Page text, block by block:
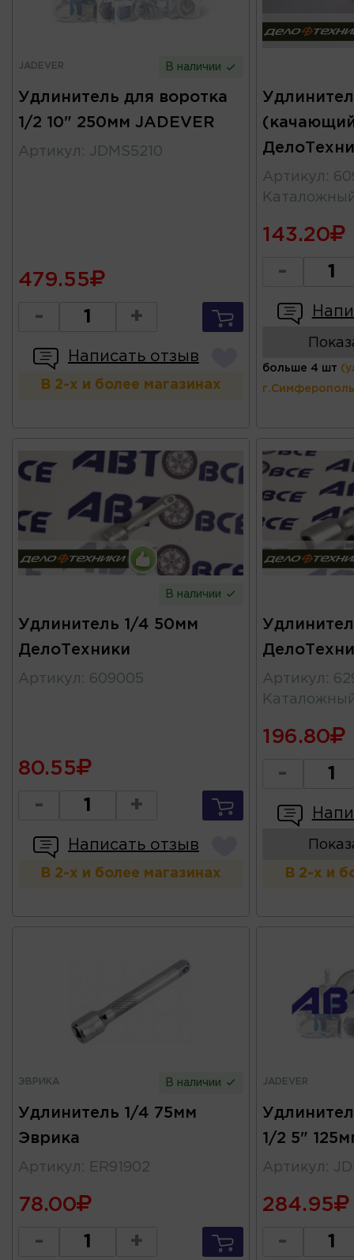
JADEVER В наличии
Удлинитель для воротка
1/2 10" 250мм JADEVER
Артикул : JDMS5210
479.55
- +
Написать отзыв
В 2-х и более магазинах
Артикул :
143.20
-
больше 4 шт
В наличии
Удлинитель 1/4 50мм
ДелоТехники
Артикул : 609005
80.55
- +
Написать отзыв
В 2-х и более магазинах
Артикул :
196.80
-
В 2-х и
ЭВРИКА В наличии
Удлинитель 1/4 75мм
Эврика
Артикул : ER91902
78.00
- +
JADEVER
1/2 5"
Артикул :
284.95
-